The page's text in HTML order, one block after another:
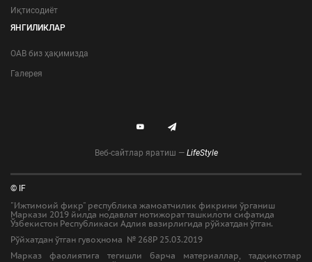
Иқтисодиёт
ЯНГИЛИКЛАР
ОАВ биз ҳақимизда
Галерея
Веб-сайтлар яратиш — LifeStyle
© IF
"Ижтимоий фикр" республика жамоатчилик фикрини ўрганиш
Маркази 2019 йилда нодавлат нотижорат ташкилоти сифатида
Ўзбекистон Республикаси Адлия вазирлигида рўйхатдан ўтган.
Рўйхатдан ўтган гувоҳнома № 268Р 25.03.2019
Марказ фаолиятига тегишли барча материаллар, тадқиқотлар